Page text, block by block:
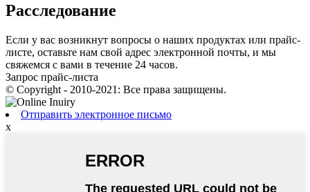
Расследование
Если у вас возникнут вопросы о наших продуктах или прайс-
листе, оставьте нам свой адрес электронной почты, и мы
свяжемся с вами в течение 24 часов.
Запрос прайс-листа
© Copyright - 2010-2021: Все права защищены.
Отправить электронное письмо
x